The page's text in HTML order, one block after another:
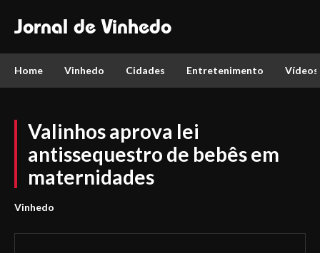
Jornal de Vinhedo
Home Vinhedo Cidades Entretenimento Vídeos
Valinhos aprova lei
antissequestro de bebês em
maternidades
Vinhedo